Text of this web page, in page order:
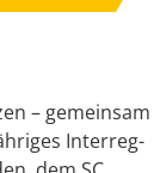
– gemeinsam
Interreg-